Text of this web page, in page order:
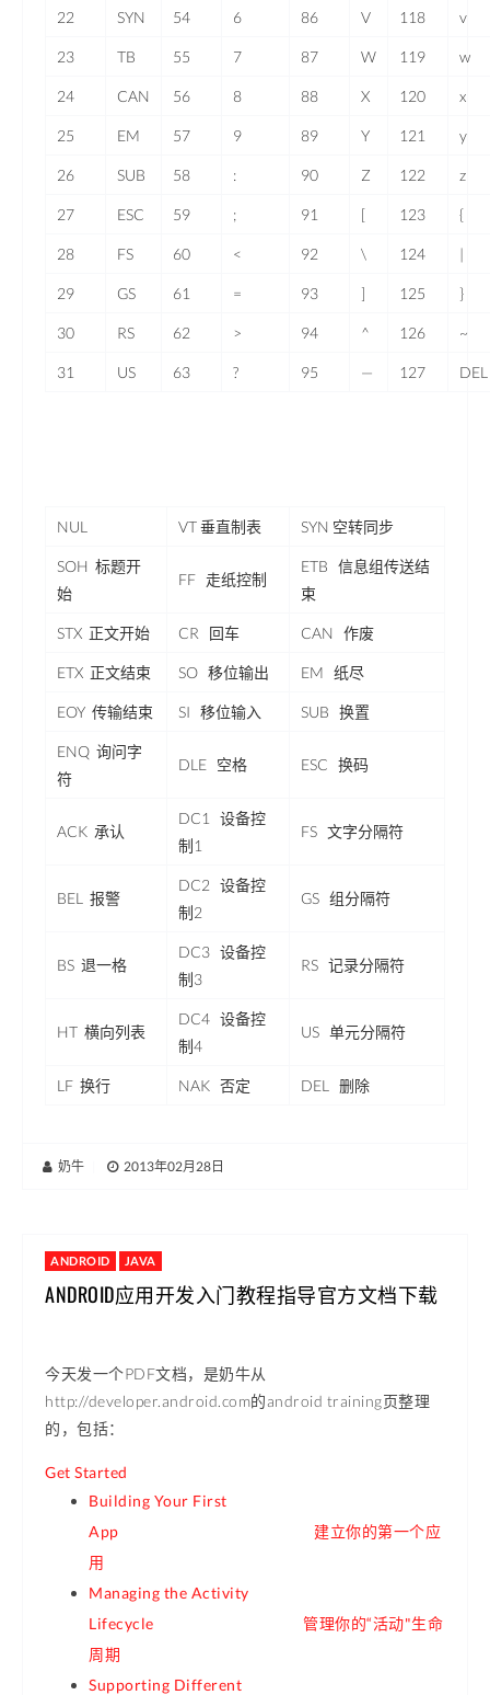
22 SYN 54 6 86 V 118 v
23 TB 55 7 87 W 119 w
24 CAN 56 8 88 X 120 x
25 EM 57 9 89 Y 121 y
26 SUB 58 : 90 Z 122 z
27 ESC 59 ; 91 [ 123 {
28 FS 60 < 92 \ 124 |
29 GS 61 = 93 ] 125 }
30 RS 62 > 94 ^ 126 ~
31 US 63 ? 95 — 127 DEL
NUL VT 垂直制表 SYN 空转同步
SOH 标题开
始
FF 走纸控制
ETB 信息组传送结
束
STX 正文开始 CR 回车 CAN 作废
ETX 正文结束 SO 移位输出 EM 纸尽
EOY 传输结束 SI 移位输入 SUB 换置
ENQ 询问字
符
DLE 空格 ESC 换码
ACK 承认
DC1
设备控
制1
FS 文字分隔符
BEL 报警
DC2 设备控
制2
GS 组分隔符
BS 退一格
DC3 设备控
制3
RS 记录分隔符
HT 横向列表
DC4 设备控
制4
US 单元分隔符
LF 换行 NAK 否定 DEL 删除
奶牛 2013年02月28日
ANDROID JAVA
ANDROID应用开发入门教程指导官方文档下载
今天发一个PDF文档，是奶牛从
http://developer.android.com的android training页整理
的，包括：
Get Started
Building Your First
App 建立你的第一个应
用
Managing the Activity
Lifecycle 管理你的“活动"生命
周期
Supporting Different